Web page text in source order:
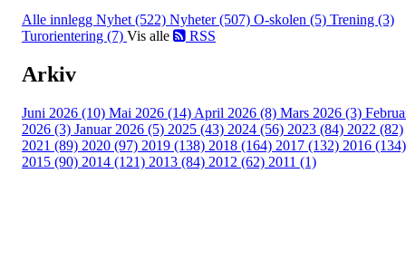
Alle innlegg Nyhet (522) Nyheter (507) O-skolen (5) Trening (3)
Turorientering (7) Vis alle RSS
Arkiv
Juni 2026 (10) Mai 2026 (14) April 2026 (8) Mars 2026 (3)
2026 (3) Januar 2026 (5) 2025 (43) 2024 (56) 2023 (84) 2022 (82)
2021 (89) 2020 (97) 2019 (138) 2018 (164) 2017 (132) 2016 (134)
2015 (90) 2014 (121) 2013 (84) 2012 (62) 2011 (1)